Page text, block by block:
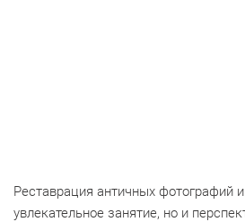
Реставрация античных фотографий
увлекательное занятие, но и